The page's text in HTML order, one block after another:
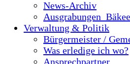
News-Archiv
Verwaltung & Politik
Bürgermeister /
Was erledige ich wo?
Ansprechpartner